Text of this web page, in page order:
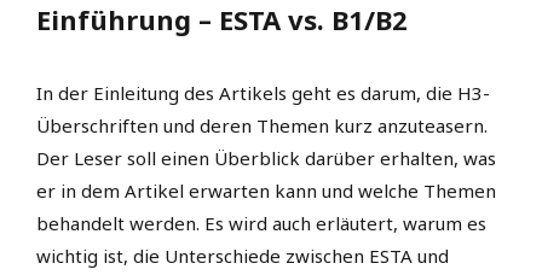
Einführung – ESTA vs. B1/B2
In der Einleitung des Artikels geht es darum, die H3-
Überschriften und deren Themen kurz anzuteasern.
Der Leser soll einen Überblick darüber erhalten, was
er in dem Artikel erwarten kann und welche Themen
behandelt werden. Es wird auch erläutert, warum es
wichtig ist, die Unterschiede zwischen ESTA und